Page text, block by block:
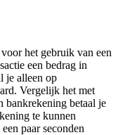
het gebruik van een
een bedrag in
je alleen op
Vergelijk het met
bankrekening betaal je
te kunnen
paar seconden